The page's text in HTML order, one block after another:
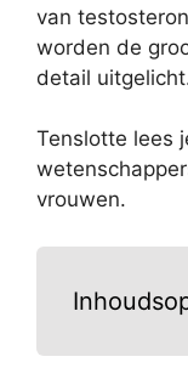
van
worden de
detail
Tenslotte lees
vrouwen.